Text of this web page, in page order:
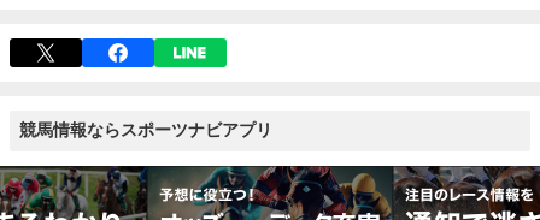
競馬情報ならスポーツナビアプリ